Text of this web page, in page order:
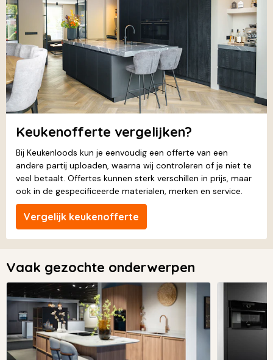
Keukenofferte vergelijken?
Bij Keukenloods kun je eenvoudig een offerte van een
andere partij uploaden, waarna wij controleren of je niet te
veel betaalt. Offertes kunnen sterk verschillen in prijs, maar
ook in de gespecificeerde materialen, merken en service.
Vergelijk keukenofferte
Vaak gezochte onderwerpen